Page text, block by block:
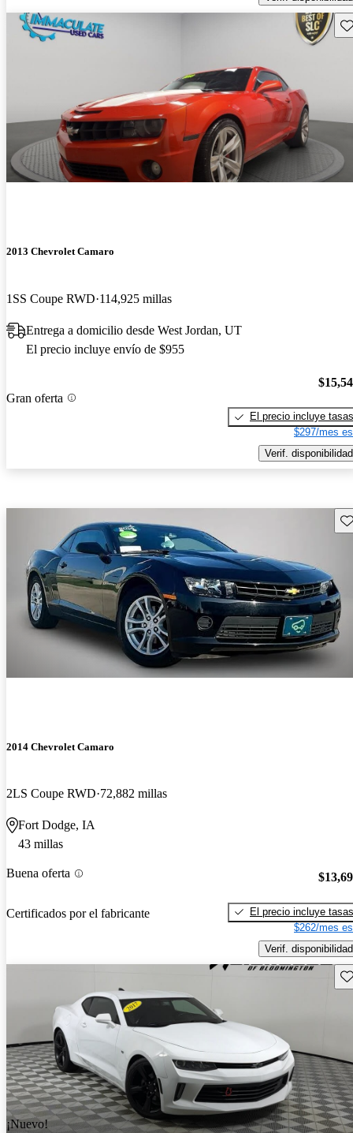
2013 Chevrolet Camaro
1SS Coupe RWD 114,925 millas
Entrega a domicilio desde West Jordan, UT
El precio incluye envío de $955
Gran oferta
El precio incluye tasas
$297/mes
Verif. disponibilidad
2014 Chevrolet Camaro
2LS Coupe RWD 72,882 millas
Fort Dodge, IA
43 millas
Buena oferta
Certificados por el fabricante
El precio incluye tasas
$262/mes
Verif. disponibilidad
¡Nuevo!